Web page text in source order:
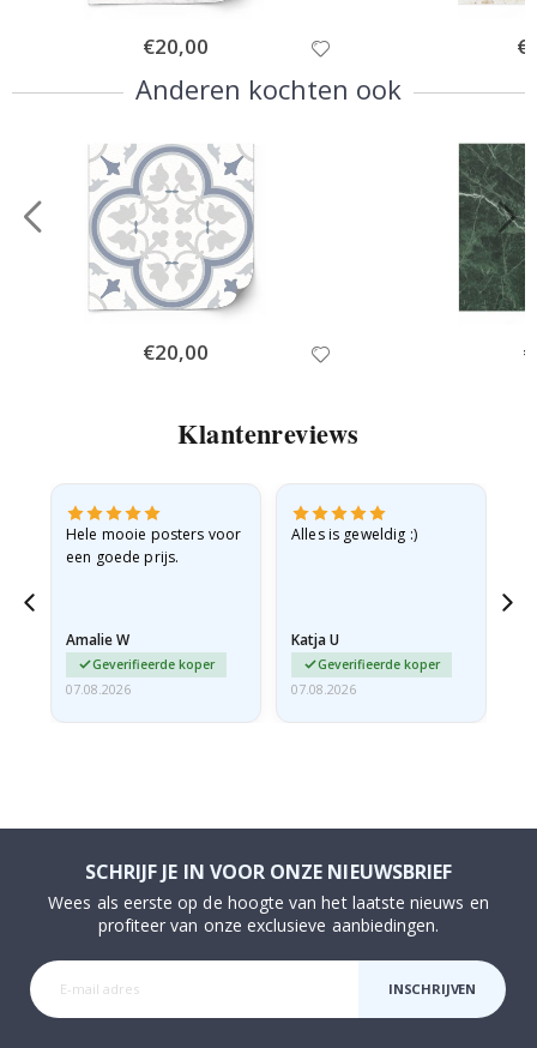
Special
Price
€20,00
Anderen kochten ook
Special
Price
€20,00
Klantenreviews
Hele mooie posters voor
een goede prijs.
Amalie W
Geverifieerde koper
07.08.2026
Alles is geweldig :)
Katja U
Geverifieerde koper
07.08.2026
SCHRIJF JE IN VOOR ONZE NIEUWSBRIEF
Wees als eerste op de hoogte van het laatste nieuws en
profiteer van onze exclusieve aanbiedingen.
INSCHRIJVEN